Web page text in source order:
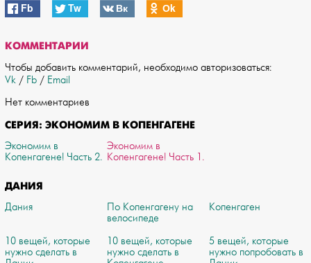
Fb Tw Вк Оk
КОММЕНТАРИИ
Чтобы добавить комментарий, необходимо авторизоваться:
Vk / Fb / Email
Нет комментариев
СЕРИЯ: ЭКОНОМИМ В КОПЕНГАГЕНЕ
Экономим в
Копенгагене! Часть 2.
Экономим в
Копенгагене! Часть 1.
ДАНИЯ
Дания
По Копенгагену на
велосипеде
Копенгаген
10 вещей, которые
нужно сделать в
10 вещей, которые
нужно сделать в
5 вещей, которые
нужно попробовать в